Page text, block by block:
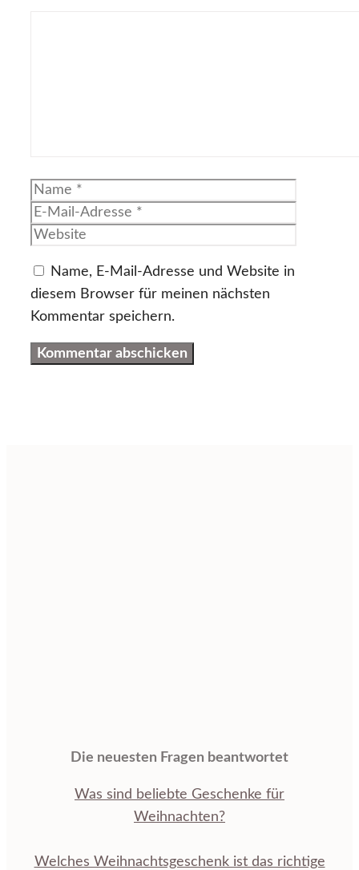
Name
Name, E-Mail-Adresse und Website in
diesem Browser für meinen nächsten
Kommentar speichern.
Die neuesten Fragen beantwortet
Was sind beliebte Geschenke für
Weihnachten?
Welches Weihnachtsgeschenk ist das richtige